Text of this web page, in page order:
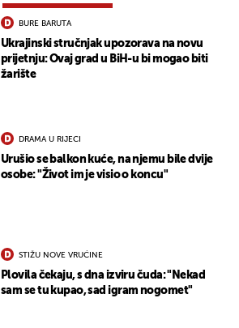
BURE BARUTA
Ukrajinski stručnjak upozorava na novu
prijetnju: Ovaj grad u BiH-u bi mogao biti
žarište
DRAMA U RIJECI
Urušio se balkon kuće, na njemu bile dvije
osobe: "Život im je visio o koncu"
STIŽU NOVE VRUĆINE
Plovila čekaju, s dna izviru čuda: "Nekad
sam se tu kupao, sad igram nogomet"